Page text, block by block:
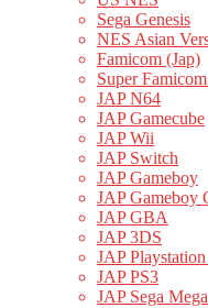
Sega Genesis
NES Asian
Famicom (Jap)
Super
JAP N64
JAP Gamecube
JAP Wii
JAP Switch
JAP Gameboy
JAP Gameboy
JAP GBA
JAP 3DS
JAP Playstation
JAP PS3
JAP Sega